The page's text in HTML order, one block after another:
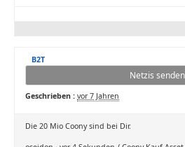
B2T
Netzis senden
Geschrieben : vor 7 Jahren
Die 20 Mio Coony sind bei Dir.